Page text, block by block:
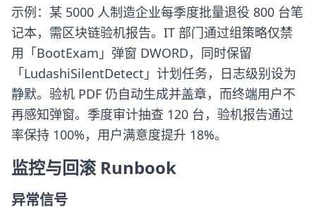
示例：某 5000 人制造企业每季度批量退役 800 台笔
记本，需区块链验机报告。IT 部门通过组策略仅禁
用「BootExam」弹窗 DWORD，同时保留
「LudashiSilentDetect」计划任务，日志级别设为
静默。验机 PDF 仍自动生成并盖章，而终端用户不
再感知弹窗。季度审计抽查 120 台，验机报告通过
率保持 100%，用户满意度提升 18%。
监控与回滚 Runbook
异常信号